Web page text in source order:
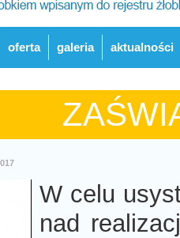
oferta galeria aktualności
W celu
nad